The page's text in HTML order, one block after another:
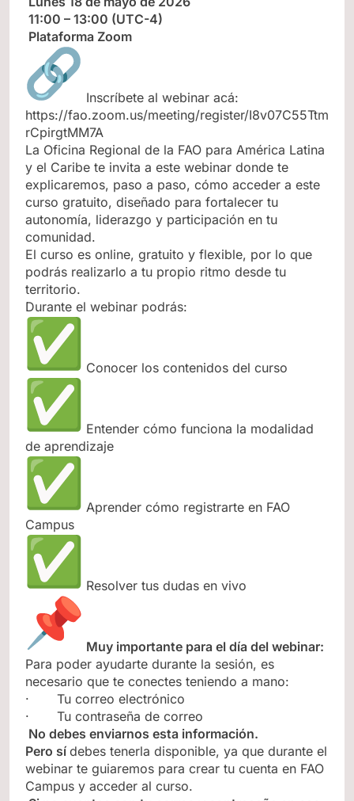
11:00 – 13:00 (UTC-4)
Plataforma Zoom
Inscríbete al webinar acá:
https://fao.zoom.us/meeting/register/I8v07C55Ttm
rCpirgtMM7A
La Oficina Regional de la FAO para América Latina
y el Caribe te invita a este webinar donde te
explicaremos, paso a paso, cómo acceder a este
curso gratuito, diseñado para fortalecer tu
autonomía, liderazgo y participación en tu
comunidad.
El curso es online, gratuito y flexible, por lo que
podrás realizarlo a tu propio ritmo desde tu
territorio.
Durante el webinar podrás:
Conocer los contenidos del curso
Entender cómo funciona la modalidad
de aprendizaje
Aprender cómo registrarte en FAO
Campus
Resolver tus dudas en vivo
Muy importante para el día del webinar:
Para poder ayudarte durante la sesión, es
necesario que te conectes teniendo a mano:
· Tu correo electrónico
· Tu contraseña de correo
No debes enviarnos esta información.
Pero sí debes tenerla disponible, ya que durante el
webinar te guiaremos para crear tu cuenta en FAO
Campus y acceder al curso.